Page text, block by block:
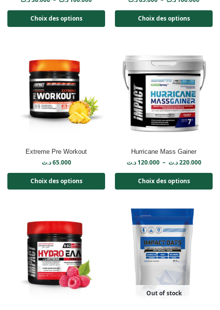
Choix des options Choix des options
Extreme Pre Workout
65.000 د.ت
Choix des options
Hurricane Mass Gainer
120.000 د.ت – 220.000 د.ت
Choix des options
Out of stock